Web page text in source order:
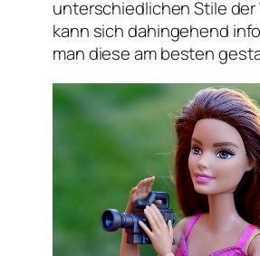
unterschiedlichen Stile der
kann sich dahingehend
man diese am besten